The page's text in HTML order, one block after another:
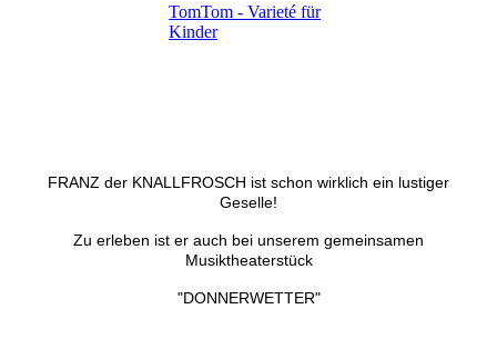
TomTom - Varieté für
Kinder
FRANZ der KNALLFROSCH ist schon wirklich ein lustiger
Geselle!
Zu erleben ist er auch bei unserem gemeinsamen
Musiktheaterstück
"DONNERWETTER"